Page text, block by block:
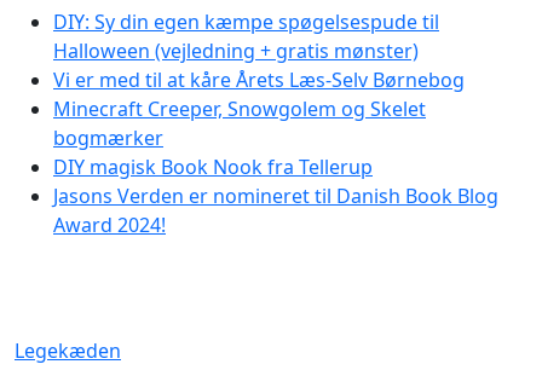
DIY: Sy din egen kæmpe spøgelsespude til
Halloween (vejledning + gratis mønster)
Vi er med til at kåre Årets Læs-Selv Børnebog
Minecraft Creeper, Snowgolem og Skelet
bogmærker
DIY magisk Book Nook fra Tellerup
Jasons Verden er nomineret til Danish Book Blog
Award 2024!
Legekæden